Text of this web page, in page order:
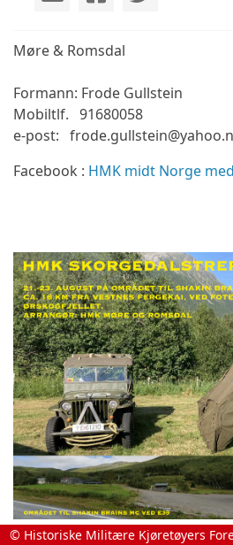
Møre & Romsdal
Formann: Frode Gullstein
Mobiltlf. 91680058
e-post:
Facebook : HMK midt Norge
© Historiske Militære Kjøretøyers